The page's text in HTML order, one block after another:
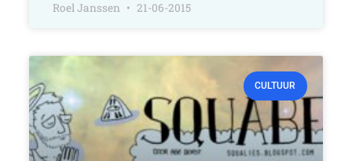
Roel Janssen 21-06-2015
CULTUUR